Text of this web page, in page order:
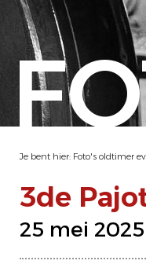
Je bent hier: Foto's oldtimer
3de
25 mei 2025